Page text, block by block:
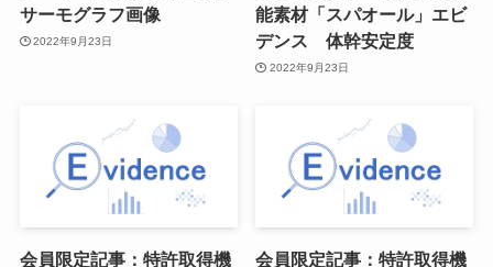
サーモグラフ画像
2022年9月23日
能素材「スパオール」エビ
デンス 体幹安定度
2022年9月23日
会員限定記事：特許取得機 会員限定記事：特許取得機